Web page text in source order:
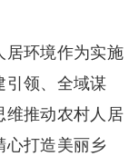
居环境作为实施
引领、全域谋
维推动农村人居
心打造美丽乡